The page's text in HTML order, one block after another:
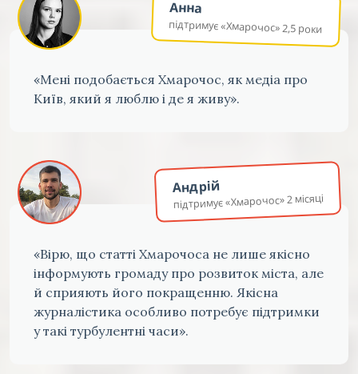
Анна
підтримує «Хмарочос» 2,5 роки
«Мені подобається Хмарочос, як медіа про
Київ, який я люблю і де я живу».
Андрій
підтримує «Хмарочос» 2 місяці
«Вірю, що статті Хмарочоса не лише якісно
інформують громаду про розвиток міста, але
й сприяють його покращенню. Якісна
журналістика особливо потребує підтримки
у такі турбулентні часи».